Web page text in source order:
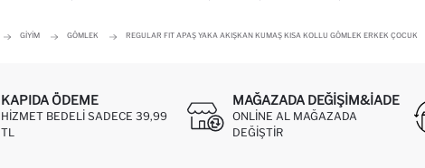
GIYIM GÖMLEK REGULAR FIT APAŞ YAKA AKIŞKAN KUMAŞ KISA KOLLU GÖMLEK ERKEK ÇOCUK
KAPIDA ÖDEME
HIZMET BEDELI SADECE 39,99
TL
MAĞAZADA DEĞIŞIM&İADE
ONLINE AL MAĞAZADA
DEĞIŞTIR